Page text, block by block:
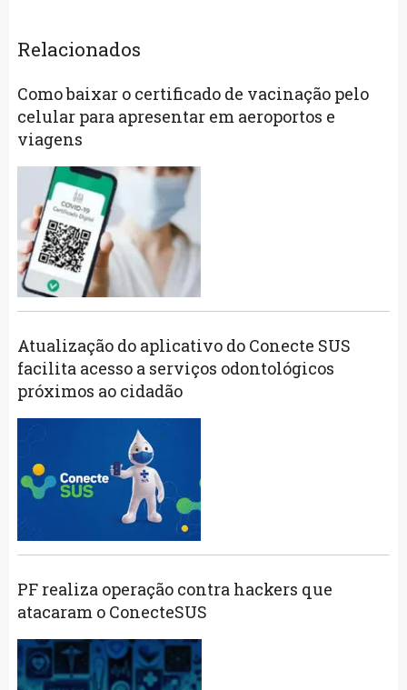
Relacionados
Como baixar o certificado de vacinação pelo
celular para apresentar em aeroportos e
viagens
Atualização do aplicativo do Conecte SUS
facilita acesso a serviços odontológicos
próximos ao cidadão
PF realiza operação contra hackers que
atacaram o ConecteSUS